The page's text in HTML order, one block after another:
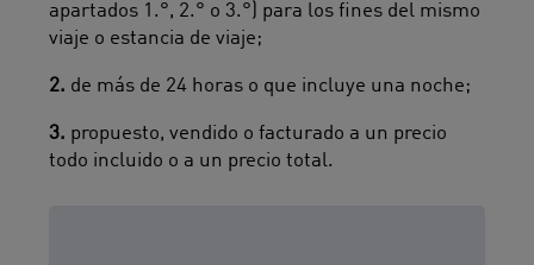
apartados 1.°, 2.° o 3.°) para los fines del mismo
viaje o estancia de viaje;
2. de más de 24 horas o que incluye una noche;
3. propuesto, vendido o facturado a un precio
todo incluido o a un precio total.